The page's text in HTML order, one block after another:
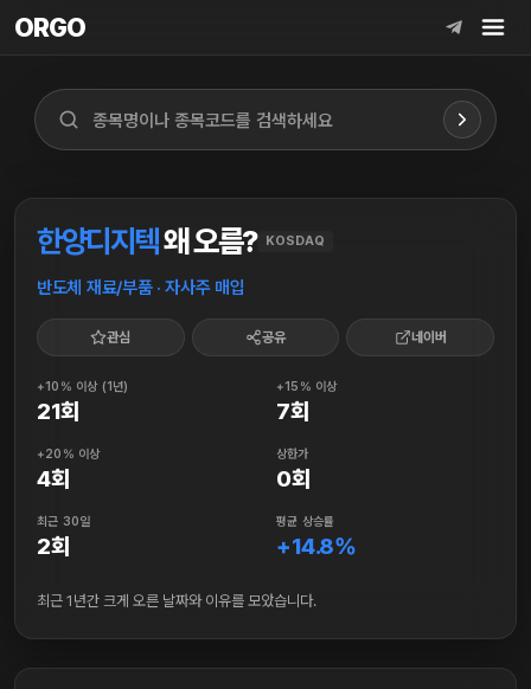
ORGO
ORGO
한양디지텍왜 오름? KOSDAQ
반도체 재료/부품 · 자사주 매입
관심 공유 네이버
+10% 이상 (1년)
21회
+15% 이상
7회
+20% 이상
4회
상한가
0회
최근 30일
2회
평균 상승률
+14.8%
최근 1년간 크게 오른 날짜와 이유를 모았습니다.